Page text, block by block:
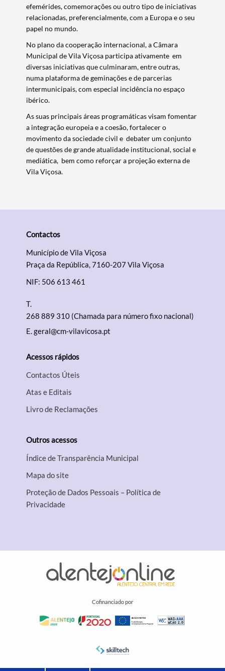
Termo de Pesquisa
Categorias gerais
Filtros
efemérides, comemorações ou outro tipo de iniciativas
relacionadas, preferencialmente, com a Europa e o seu
papel no mundo.
No plano da cooperação internacional, a Câmara
Municipal de Vila Viçosa participa ativamente em
diversas iniciativas que culminaram, entre outras,
numa plataforma de geminações e de parcerias
intermunicipais, com especial incidência no espaço
ibérico.
As suas principais áreas programáticas visam fomentar
a integração europeia e a coesão, fortalecer o
movimento da sociedade civil e debater um conjunto
de questões de grande atualidade institucional, social e
mediática, bem como reforçar a projeção externa de
Vila Viçosa.
Contactos
Município de Vila Viçosa
Praça da República, 7160-207 Vila Viçosa
NIF: 506 613 461
T.
268 889 310 (Chamada para número fixo nacional)
E.geral@cm-vilavicosa.pt
Acessos rápidos
Contactos Úteis
Atas e Editais
Livro de Reclamações
Outros acessos
Índice de Transparência Municipal
Mapa do site
Proteção de Dados Pessoais – Política de
Privacidade
Cofinanciado por